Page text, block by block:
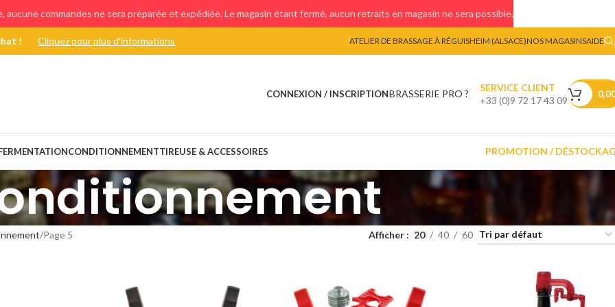
! Cliquez pour plus d'informations ATELIER DE BRASSAGE À RÉGUISHEIM (ALSACE)NOS MAGASINSAIDE
CONNEXION / INSCRIPTIONBRASSERIE PRO ?
SERVICE CLIENT
+33 (0)9 72 17 43 09
CONDITIONNEMENTTIREUSE & ACCESSOIRES PROMOTION /
Page 5 Afficher 20 40 60
aucune commandes ne sera préparée et expédiée. Le magasin étant fermé, aucun retraits en magasin ne sera possible.